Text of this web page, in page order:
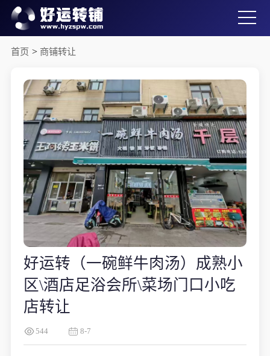
首页 > 商铺转让
好运转（一碗鲜牛肉汤）成熟小
区\酒店足浴会所\菜场门口小吃
店转让
544 8-7